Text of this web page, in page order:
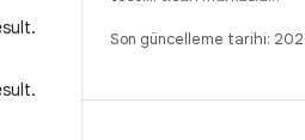
.
.
Son güncelleme tarihi: